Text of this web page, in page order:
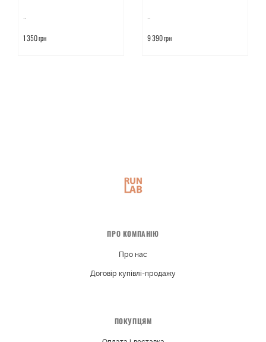
1 350 грн 9 390 грн
ПРО КОМПАНІЮ
Про нас
Договір купівлі-продажу
ПОКУПЦЯМ